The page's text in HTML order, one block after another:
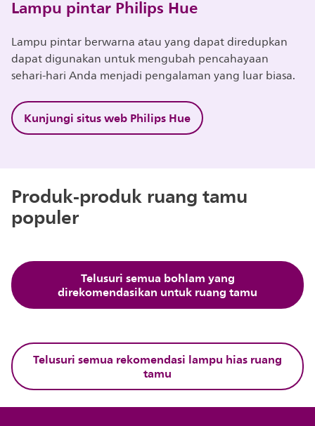
Lampu pintar Philips Hue
Lampu pintar berwarna atau yang dapat diredupkan
dapat digunakan untuk mengubah pencahayaan
sehari-hari Anda menjadi pengalaman yang luar biasa.
Kunjungi situs web Philips Hue
Produk-produk ruang tamu
populer
Telusuri semua bohlam yang
direkomendasikan untuk ruang tamu
Telusuri semua rekomendasi lampu hias ruang
tamu